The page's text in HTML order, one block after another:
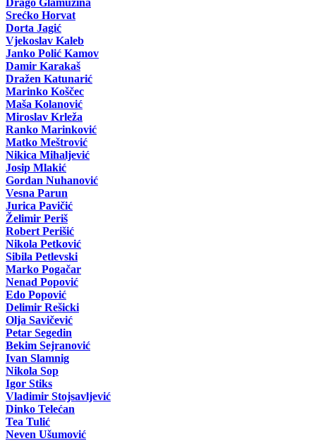
Srećko Horvat
Dorta Jagić
Vjekoslav Kaleb
Janko Polić Kamov
Damir Karakaš
Dražen Katunarić
Marinko Koščec
Maša Kolanović
Miroslav Krleža
Ranko Marinković
Matko Meštrović
Nikica Mihaljević
Josip Mlakić
Gordan Nuhanović
Vesna Parun
Jurica Pavičić
Želimir Periš
Robert Perišić
Nikola Petković
Sibila Petlevski
Marko Pogačar
Nenad Popović
Edo Popović
Delimir Rešicki
Olja Savičević
Petar Segedin
Bekim Sejranović
Ivan Slamnig
Nikola Sop
Igor Stiks
Vladimir Stojsavljević
Dinko Telećan
Tea Tulić
Neven Ušumović